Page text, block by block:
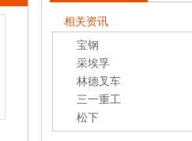
相关资讯
宝钢
采埃孚
林德叉车
三一重工
松下